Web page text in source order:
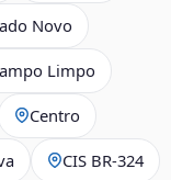
Novo
Limpo
Centro
CIS BR‑324